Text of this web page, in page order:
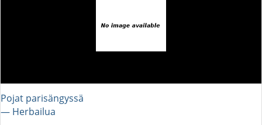
Pojat parisängyssä
― Herbailua